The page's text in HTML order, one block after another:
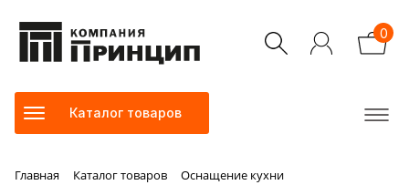
0
Каталог товаров
Главная Каталог товаров
Оснащение кухни